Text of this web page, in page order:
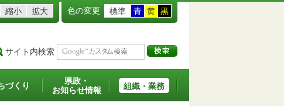
縮小 拡大 色の変更 標準 青 黄 黒
サイト内検索
づくり
県政・
お知らせ情報
組織・業務